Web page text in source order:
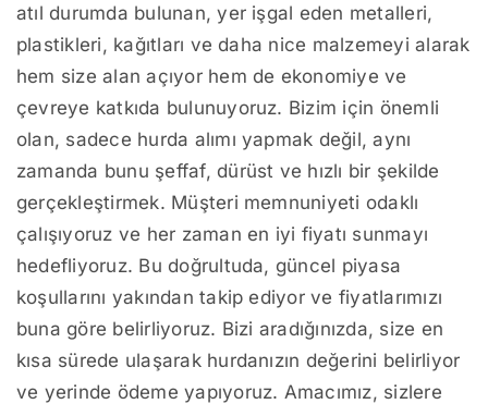
atıl durumda bulunan, yer işgal eden metalleri,
plastikleri, kağıtları ve daha nice malzemeyi alarak
hem size alan açıyor hem de ekonomiye ve
çevreye katkıda bulunuyoruz. Bizim için önemli
olan, sadece hurda alımı yapmak değil, aynı
zamanda bunu şeffaf, dürüst ve hızlı bir şekilde
gerçekleştirmek. Müşteri memnuniyeti odaklı
çalışıyoruz ve her zaman en iyi fiyatı sunmayı
hedefliyoruz. Bu doğrultuda, güncel piyasa
koşullarını yakından takip ediyor ve fiyatlarımızı
buna göre belirliyoruz. Bizi aradığınızda, size en
kısa sürede ulaşarak hurdanızın değerini belirliyor
ve yerinde ödeme yapıyoruz. Amacımız, sizlere